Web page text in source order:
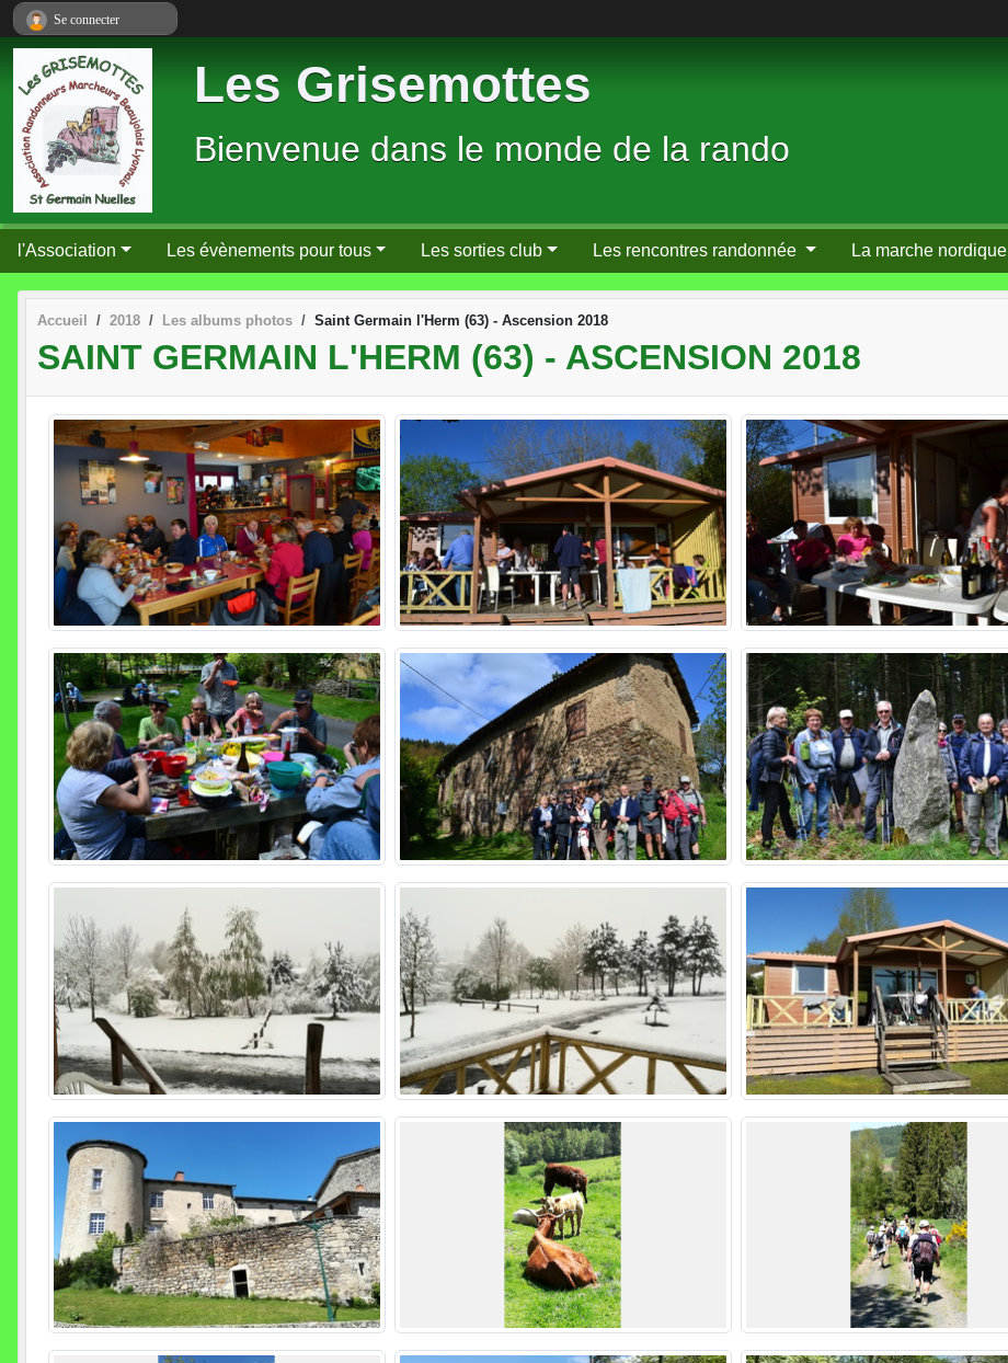
Les Grisemottes
Bienvenue dans le monde de la rando
l'Association Les évènements pour tous Les sorties club Les rencontres randonnée La marche nordique
Accueil 2018 Les albums photos Saint Germain l'Herm (63) - Ascension 2018
SAINT GERMAIN L'HERM (63) - ASCENSION 2018
Se connecter
Panneau de gestion des cookies